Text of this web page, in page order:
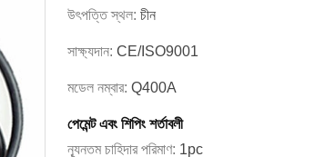
উৎপত্তি স্থল: চীন
সাক্ষ্যদান: CE/ISO9001
মডেল নম্বার: Q400A
পেমেন্ট এবং শিপিং শর্তাবলী
ন্যূনতম চাহিদার পরিমাণ: 1pc